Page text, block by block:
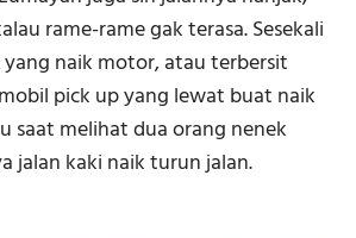
rame-rame gak terasa. Sesekali
naik motor, atau terbersit
pick up yang lewat buat naik
saat melihat dua orang nenek
jalan kaki naik turun jalan.